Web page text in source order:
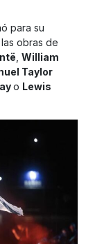
para su
obras de
William
Taylor
o Lewis